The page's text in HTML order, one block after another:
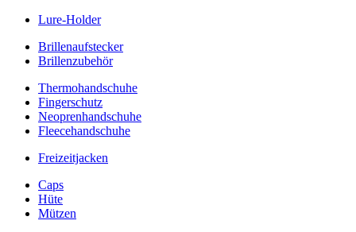
Lure-Holder
Brillenaufstecker
Brillenzubehör
Thermohandschuhe
Fingerschutz
Neoprenhandschuhe
Fleecehandschuhe
Freizeitjacken
Caps
Hüte
Mützen